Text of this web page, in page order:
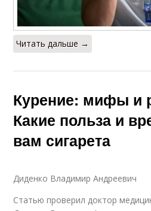
Читать дальше →
Курение: мифы и
Какие польза и
вам сигарета
Диденко Владимир Андреевич
Статью проверил доктор